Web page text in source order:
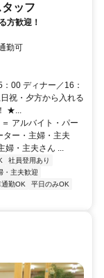
ッフ
方歓迎！
勤可
00 ディナー／16：
祝・夕方から入れる
★...
アルバイト・パー
ター・主婦・主夫
・主夫さん ...
社員登用あり
・主夫歓迎
通勤OK
平日のみOK